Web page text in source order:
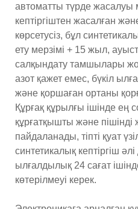
автоматты түрде жасалуы
кептіргіштен жасалған
көрсетусіз, бұл
ету мерзімі + 15 жыл,
салқындату тамшылары
азот қажет емес, бүкіл
және қоршаған ортаны
Құрғақ құрылғы ішінде ең
құрғатқышты және
пайдаланады, тіпті қуат
синтетикалық кептіргіш
ылғалдылық 24 сағат
көтерілмеуі керек.